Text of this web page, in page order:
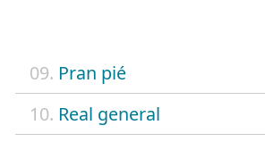
09. Pran pié
10. Real general